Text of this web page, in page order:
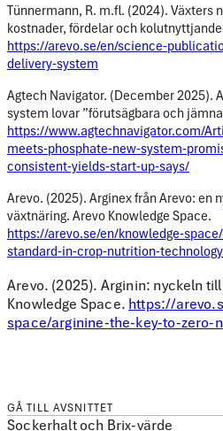
Tünnermann, R. m.fl. (2024). Växters
kostnader, fördelar och
https://arevo.se/en/science-
delivery-system
Agtech Navigator. (December 2025).
system lovar ”förutsägbara och
https://www.agtechnavigator.com/
meets-phosphate-new-system-
consistent-yields-start-up-says/
Arevo. (2025). Arginex från Arevo: en
växtnäring. Arevo Knowledge Space.
https://arevo.se/en/knowledge-
standard-in-crop-nutrition-technology
Arevo. (2025). Arginin: nyckeln
Knowledge Space. https://
space/arginine-the-key-to-zero-
GÅ TILL AVSNITTET
Sockerhalt och Brix-värde